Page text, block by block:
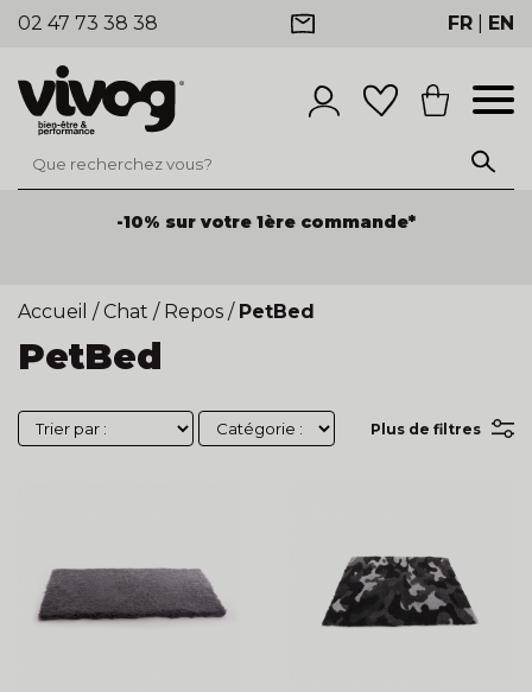
02 47 73 38 38 FR EN
-10% sur votre 1ère commande*
Accueil / Chat / Repos / PetBed
PetBed
Plus de filtres